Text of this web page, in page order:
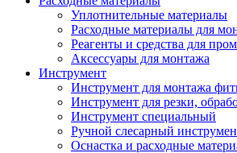
Уплотнительные материалы
Расходные материалы для
Реагенты и средства для
Аксессуары для монтажа
Инструмент
Инструмент для монтажа
Инструмент для резки,
Инструмент специальный
Ручной слесарный
Оснастка и расходные